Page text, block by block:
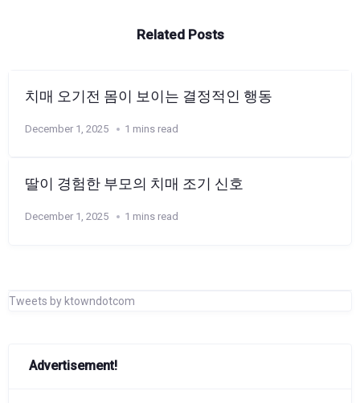
Related Posts
치매 오기전 몸이 보이는 결정적인 행동
December 1, 2025 1 mins read
딸이 경험한 부모의 치매 조기 신호
December 1, 2025 1 mins read
Tweets by ktowndotcom
Advertisement!